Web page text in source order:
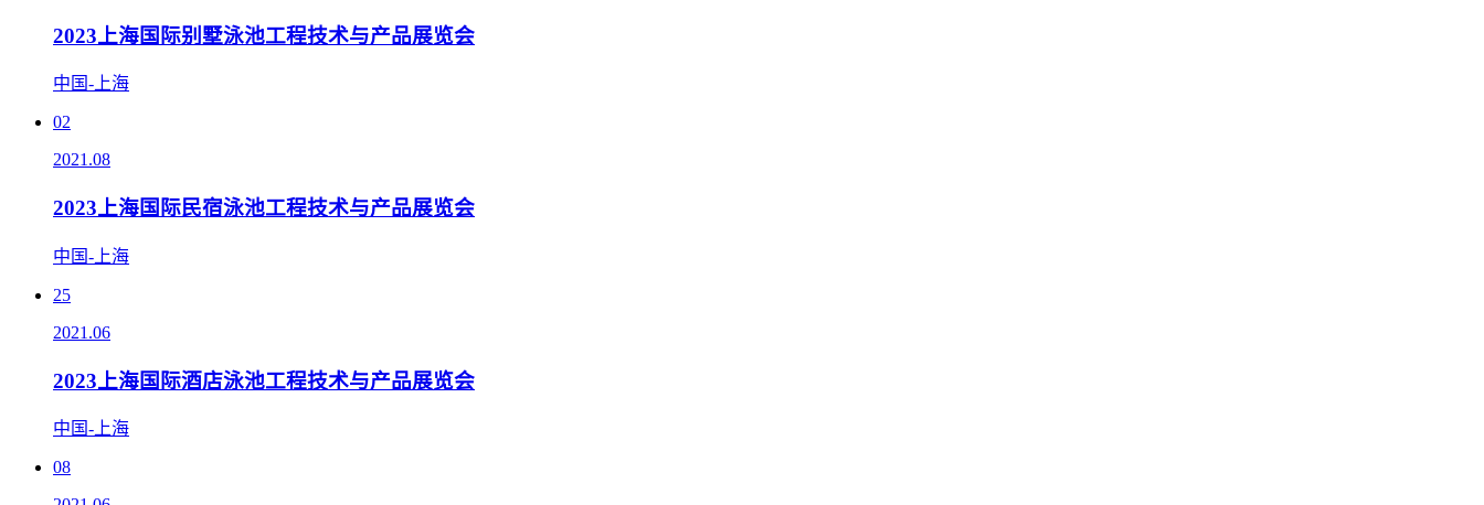
2023上海国际别墅泳池工程技术与产品展览会
中国-上海
02
2021.08
2023上海国际民宿泳池工程技术与产品展览会
中国-上海
25
2021.06
2023上海国际酒店泳池工程技术与产品展览会
中国-上海
08